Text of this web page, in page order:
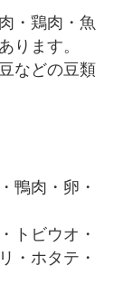
・鶏肉・魚
ります。
などの豆類
鴨肉・卵・
トビウオ・
・ホタテ・